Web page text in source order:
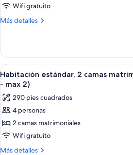
habitación
Wifi gratuito
Más detalles
Más
1
habitación
Abrir
todas
las
fotos
de
Habitación
estándar,
2
Un
4
Habitación estándar, 2 camas
- max 2)
290 pies cuadrados
4 personas
2 camas matrimoniales
Wifi gratuito
Más detalles
Más